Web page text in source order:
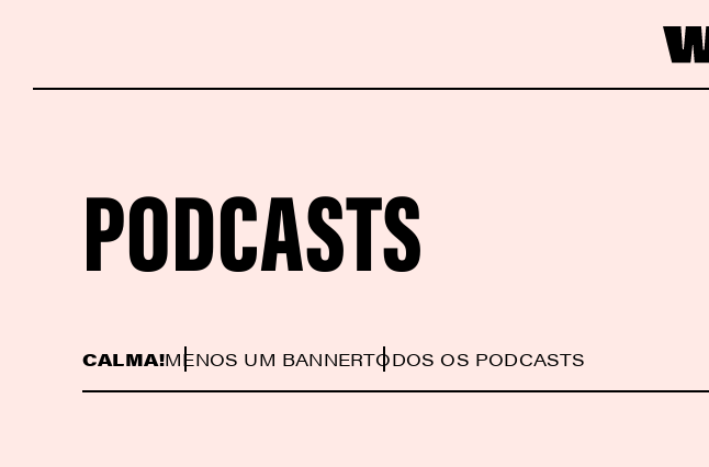
PODCASTS
CALMA!MENOS UM BANNERTODOS OS PODCASTS